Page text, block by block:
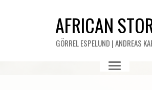
AFRICAN
GÖRREL ESPELUND | ANDREAS